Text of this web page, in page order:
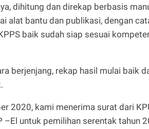
dihitung dan direkap berbasis
alat bantu dan publikasi, dengan
baik sudah siap sesuai
berjenjang, rekap hasil mulai baik
2020, kami menerima surat dari
–El untuk pemilihan serentak tahun